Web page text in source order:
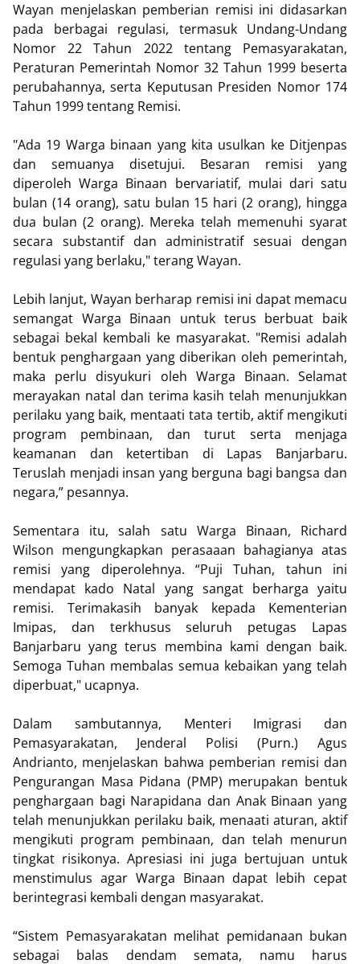
Wayan menjelaskan pemberian remisi ini didasarkan
pada berbagai regulasi, termasuk Undang-Undang
Nomor 22 Tahun 2022 tentang Pemasyarakatan,
Peraturan Pemerintah Nomor 32 Tahun 1999 beserta
perubahannya, serta Keputusan Presiden Nomor 174
Tahun 1999 tentang Remisi.
"Ada 19 Warga binaan yang kita usulkan ke Ditjenpas
dan semuanya disetujui. Besaran remisi yang
diperoleh Warga Binaan bervariatif, mulai dari satu
bulan (14 orang), satu bulan 15 hari (2 orang), hingga
dua bulan (2 orang). Mereka telah memenuhi syarat
secara substantif dan administratif sesuai dengan
regulasi yang berlaku," terang Wayan.
Lebih lanjut, Wayan berharap remisi ini dapat memacu
semangat Warga Binaan untuk terus berbuat baik
sebagai bekal kembali ke masyarakat. "Remisi adalah
bentuk penghargaan yang diberikan oleh pemerintah,
maka perlu disyukuri oleh Warga Binaan. Selamat
merayakan natal dan terima kasih telah menunjukkan
perilaku yang baik, mentaati tata tertib, aktif mengikuti
program pembinaan, dan turut serta menjaga
keamanan dan ketertiban di Lapas Banjarbaru.
Teruslah menjadi insan yang berguna bagi bangsa dan
negara,” pesannya.
Sementara itu, salah satu Warga Binaan, Richard
Wilson mengungkapkan perasaaan bahagianya atas
remisi yang diperolehnya. “Puji Tuhan, tahun ini
mendapat kado Natal yang sangat berharga yaitu
remisi. Terimakasih banyak kepada Kementerian
Imipas, dan terkhusus seluruh petugas Lapas
Banjarbaru yang terus membina kami dengan baik.
Semoga Tuhan membalas semua kebaikan yang telah
diperbuat," ucapnya.
Dalam sambutannya, Menteri Imigrasi dan
Pemasyarakatan, Jenderal Polisi (Purn.) Agus
Andrianto, menjelaskan bahwa pemberian remisi dan
Pengurangan Masa Pidana (PMP) merupakan bentuk
penghargaan bagi Narapidana dan Anak Binaan yang
telah menunjukkan perilaku baik, menaati aturan, aktif
mengikuti program pembinaan, dan telah menurun
tingkat risikonya. Apresiasi ini juga bertujuan untuk
menstimulus agar Warga Binaan dapat lebih cepat
berintegrasi kembali dengan masyarakat.
“Sistem Pemasyarakatan melihat pemidanaan bukan
sebagai balas dendam semata, namu harus